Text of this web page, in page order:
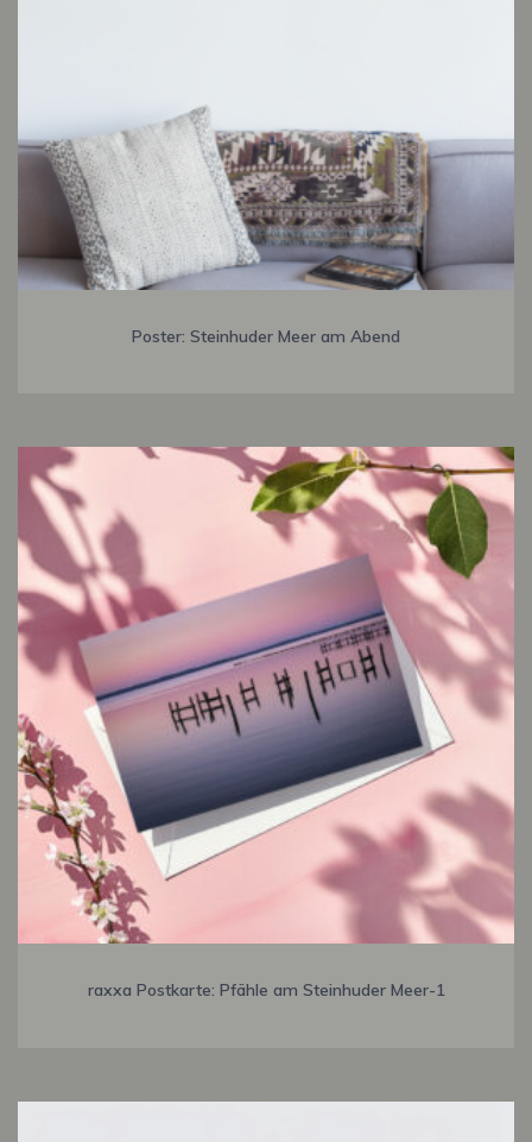
Poster: Steinhuder Meer am Abend
raxxa Postkarte: Pfähle am Steinhuder Meer-1